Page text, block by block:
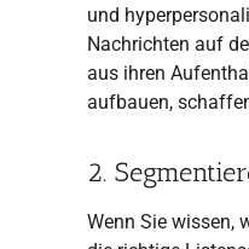
und
Nachrichten auf
aus ihren
aufbauen,
2.
Wenn Sie wissen,